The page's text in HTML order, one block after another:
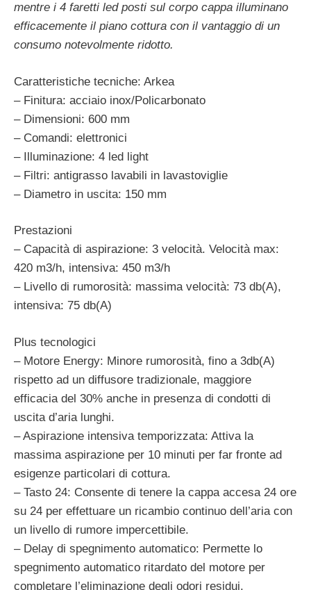
mentre i 4 faretti led posti sul corpo cappa illuminano
efficacemente il piano cottura con il vantaggio di un
consumo notevolmente ridotto.
Caratteristiche tecniche: Arkea
– Finitura: acciaio inox/Policarbonato
– Dimensioni: 600 mm
– Comandi: elettronici
– Illuminazione: 4 led light
– Filtri: antigrasso lavabili in lavastoviglie
– Diametro in uscita: 150 mm
Prestazioni
– Capacità di aspirazione: 3 velocità. Velocità max:
420 m3/h, intensiva: 450 m3/h
– Livello di rumorosità: massima velocità: 73 db(A),
intensiva: 75 db(A)
Plus tecnologici
– Motore Energy: Minore rumorosità, fino a 3db(A)
rispetto ad un diffusore tradizionale, maggiore
efficacia del 30% anche in presenza di condotti di
uscita d’aria lunghi.
– Aspirazione intensiva temporizzata: Attiva la
massima aspirazione per 10 minuti per far fronte ad
esigenze particolari di cottura.
– Tasto 24: Consente di tenere la cappa accesa 24 ore
su 24 per effettuare un ricambio continuo dell’aria con
un livello di rumore impercettibile.
– Delay di spegnimento automatico: Permette lo
spegnimento automatico ritardato del motore per
completare l’eliminazione degli odori residui.